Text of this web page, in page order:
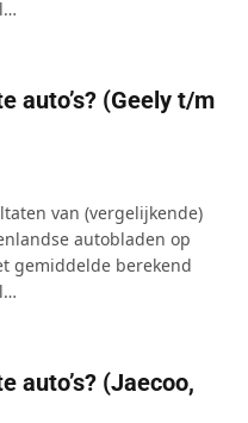
auto’s? (Geely t/m
van (vergelijkende)
autobladen op
gemiddelde berekend
auto’s? (Jaecoo,